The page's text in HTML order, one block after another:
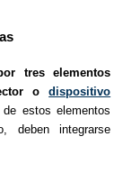
tres elementos
odispositivo
de estos elementos
deben integrarse